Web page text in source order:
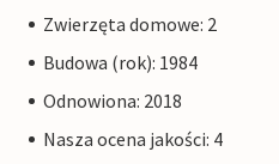
Zwierzęta domowe: 2
Budowa (rok): 1984
Odnowiona: 2018
Nasza ocena jakości: 4